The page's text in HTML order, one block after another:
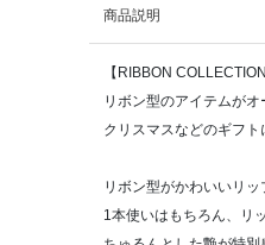
商品説明
【RIBBON COLLECTION
リボン型のアイテムが
クリスマスなどのギフト
リボン型がかわいいリッ
1本使いはもちろん、リ